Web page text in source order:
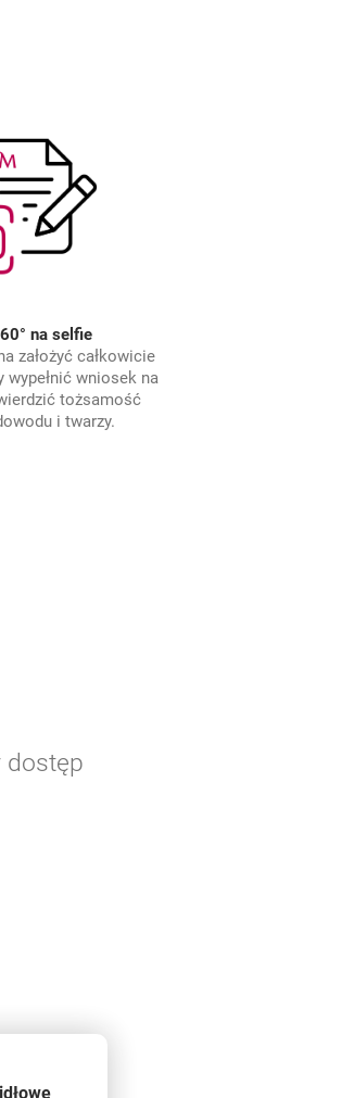
na selfie
założyć całkowicie
wypełnić wniosek na
tożsamość
i twarzy.
dostęp